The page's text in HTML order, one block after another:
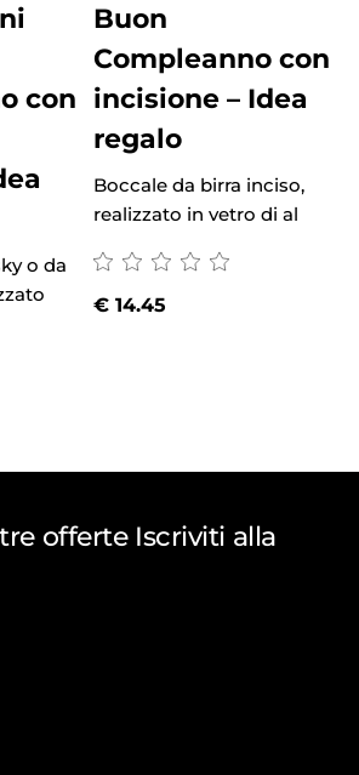
con
o da
Buon
Compleanno con
incisione – Idea
regalo
Boccale da birra inciso,
realizzato in vetro di al
€ 14.45
offerte Iscriviti alla